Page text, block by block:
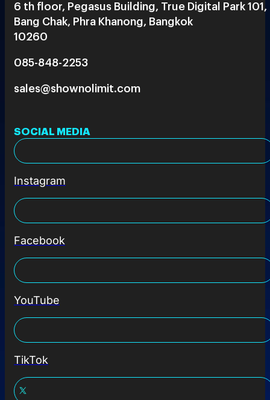
6 th floor, Pegasus Building, True Digital Park 101,
Bang Chak, Phra Khanong, Bangkok
10260
085-848-2253
sales@shownolimit.com
SOCIAL MEDIA
Instagram
Facebook
YouTube
TikTok